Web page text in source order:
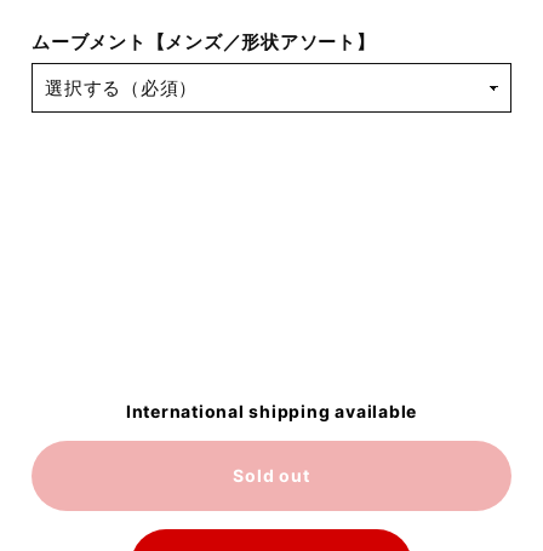
ムーブメント【メンズ／形状アソート】
International shipping available
Sold out